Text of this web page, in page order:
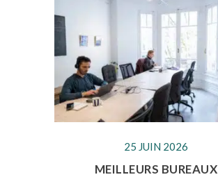
25 JUIN 2026
MEILLEURS BUREAUX